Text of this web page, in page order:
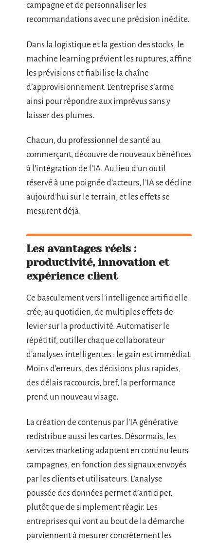
campagne et de personnaliser les
recommandations avec une précision inédite.
Dans la logistique et la gestion des stocks, le
machine learning prévient les ruptures, affine
les prévisions et fiabilise la chaîne
d’approvisionnement. L’entreprise s’arme
ainsi pour répondre aux imprévus sans y
laisser des plumes.
Chacun, du professionnel de santé au
commerçant, découvre de nouveaux bénéfices
à l’intégration de l’IA. Au lieu d’un outil
réservé à une poignée d’acteurs, l’IA se décline
aujourd’hui sur le terrain, et les effets se
mesurent déjà.
Les avantages réels :
productivité, innovation et
expérience client
Ce basculement vers l’intelligence artificielle
crée, au quotidien, de multiples effets de
levier sur la productivité. Automatiser le
répétitif, outiller chaque collaborateur
d’analyses intelligentes : le gain est immédiat.
Moins d’erreurs, des décisions plus rapides,
des délais raccourcis, bref, la performance
prend un nouveau visage.
La création de contenus par l’IA générative
redistribue aussi les cartes. Désormais, les
services marketing adaptent en continu leurs
campagnes, en fonction des signaux envoyés
par les clients et utilisateurs. L’analyse
poussée des données permet d’anticiper,
plutôt que de simplement réagir. Les
entreprises qui vont au bout de la démarche
parviennent à mesurer concrètement les